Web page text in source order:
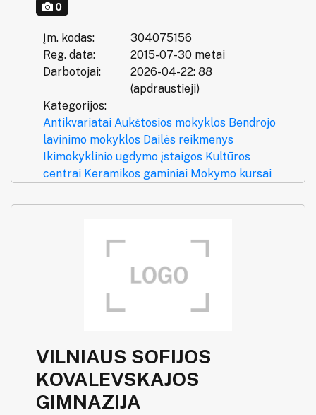
0
Įm. kodas:
304075156
Reg. data:
2015-07-30 metai
Darbotojai:
2026-04-22: 88
(apdraustieji)
Kategorijos:
Antikvariatai Aukštosios mokyklos Bendrojo
lavinimo mokyklos Dailės reikmenys
Ikimokyklinio ugdymo įstaigos Kultūros
centrai Keramikos gaminiai Mokymo kursai
VILNIAUS SOFIJOS
KOVALEVSKAJOS
GIMNAZIJA